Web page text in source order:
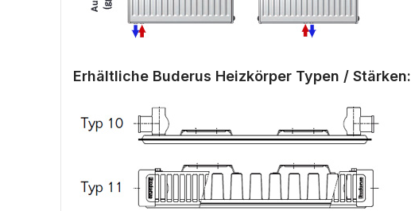
Erhältliche Buderus Heizkörper Typen / Stärken: